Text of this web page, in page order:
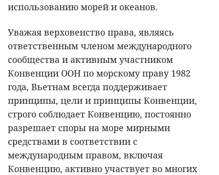
использованию морей и океанов.
Уважая верховенство права, являясь
ответственным членом международного
сообщества и активным участником
Конвенции ООН по морскому праву 1982
года, Вьетнам всегда поддерживает
принципы, цели и принципы Конвенции,
строго соблюдает Конвенцию, постоянно
разрешает споры на море мирными
средствами в соответствии с
международным правом, включая
Конвенцию, активно участвует во многих